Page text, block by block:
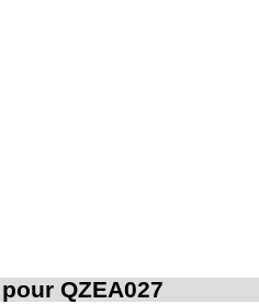
QZEA027